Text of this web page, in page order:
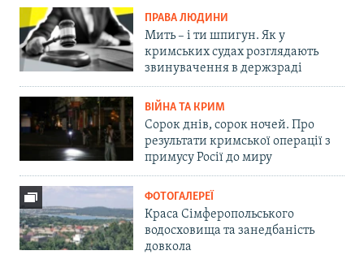
ПРАВА ЛЮДИНИ
Мить – і ти шпигун. Як у
кримських судах розглядають
звинувачення в держзраді
ВІЙНА ТА КРИМ
Сорок днів, сорок ночей. Про
результати кримської операції з
примусу Росії до миру
ФОТОГАЛЕРЕЇ
Краса Сімферопольського
водосховища та занедбаність
довкола